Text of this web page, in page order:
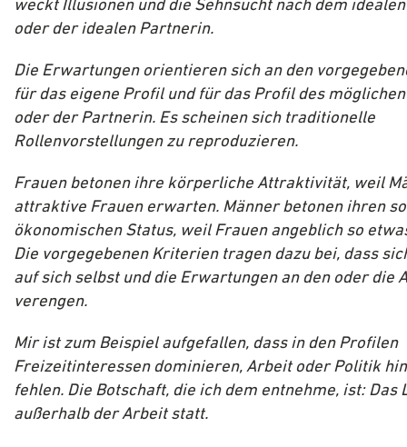
weckt Illusionen und die Sehnsucht nach dem
oder der idealen Partnerin.
Die Erwartungen orientieren sich an den
für das eigene Profil und für das Profil des
oder der Partnerin. Es scheinen sich traditionelle
Rollenvorstellungen zu reproduzieren.
Frauen betonen ihre körperliche Attraktivität, weil
attraktive Frauen erwarten. Männer betonen ihren
ökonomischen Status, weil Frauen angeblich so
Die vorgegebenen Kriterien tragen dazu bei, dass
auf sich selbst und die Erwartungen an den oder die
verengen.
Mir ist zum Beispiel aufgefallen, dass in den Profilen
Freizeitinteressen dominieren, Arbeit oder Politik
fehlen. Die Botschaft, die ich dem entnehme, ist: Das
außerhalb der Arbeit statt.